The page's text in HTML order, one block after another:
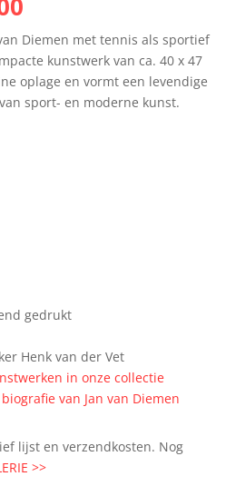
prijs
is:
€ 129,00.
Diemen met tennis als sportief
kunstwerk van ca. 40 x 47
oplage en vormt een levendige
sport- en moderne kunst.
gedrukt
Henk van der Vet
in onze collectie
van Jan van Diemen
lijst en verzendkosten. Nog
>>